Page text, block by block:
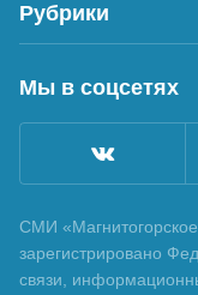
Рубрики
Мы в соцсетях
СМИ
зарегистрировано
связи,